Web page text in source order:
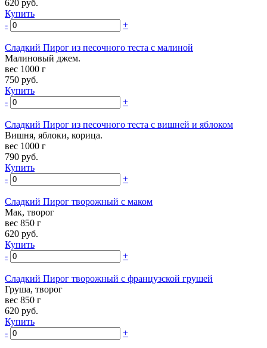
620 руб.
Купить
-
+
Сладкий Пирог из песочного теста с малиной
Малиновый джем.
вес 1000 г
750 руб.
Купить
-
+
Сладкий Пирог из песочного теста с вишней и яблоком
Вишня, яблоки, корица.
вес 1000 г
790 руб.
Купить
-
+
Сладкий Пирог творожный с маком
Мак, творог
вес 850 г
620 руб.
Купить
-
+
Сладкий Пирог творожный с французской грушей
Груша, творог
вес 850 г
620 руб.
Купить
-
+